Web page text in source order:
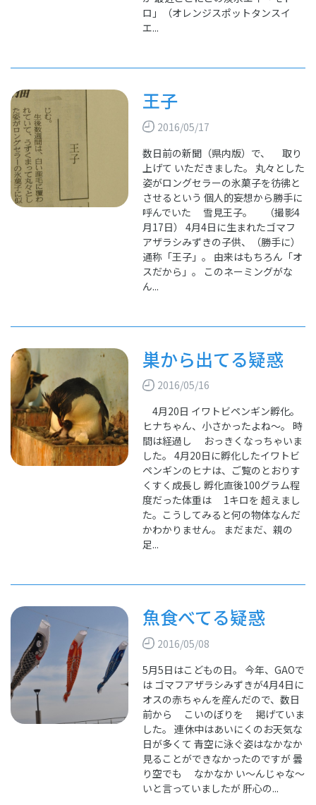
ロ」（オレンジスポットタンスイ
エ...
王子
2016/05/17
数日前の新聞（県内版）で、 取り
上げて いただきました。 丸々とした
姿がロングセラーの氷菓子を彷彿と
させるという 個人的妄想から勝手に
呼んでいた 雪見王子。 （撮影4
月17日） 4月4日に生まれたゴマフ
アザラシみずきの子供、（勝手に）
通称「王子」。 由来はもちろん「オ
スだから」。 このネーミングがな
ん...
巣から出てる疑惑
2016/05/16
4月20日 イワトビペンギン孵化。
ヒナちゃん、小さかったよね～。 時
間は経過し おっきくなっちゃいま
した。 4月20日に孵化したイワトビ
ペンギンのヒナは、ご覧のとおりす
くすく成長し 孵化直後100グラム程
度だった体重は 1キロを 超えまし
た。こうしてみると何の物体なんだ
かわかりません。 まだまだ、親の
足...
魚食べてる疑惑
2016/05/08
5月5日はこどもの日。 今年、GAOで
は ゴマフアザラシみずきが4月4日に
オスの赤ちゃんを産んだので、数日
前から こいのぼりを 掲げていま
した。 連休中はあいにくのお天気な
日が多くて 青空に泳ぐ姿はなかなか
見ることができなかったのですが 曇
り空でも なかなか い～んじゃな～
いと言っていましたが 肝心の...